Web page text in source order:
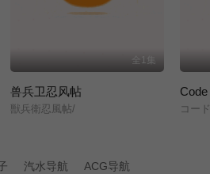
全1集
兽兵卫忍风帖
獣兵衛忍風帖/ コー
汽水导航 ACG导航